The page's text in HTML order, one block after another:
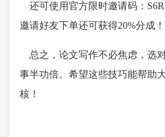
还可使用官方限时邀请码：
邀请好友下单还可获得20%分成！
总之，论文写作不必焦虑，选
事半功倍。希望这些技巧能帮助
核！